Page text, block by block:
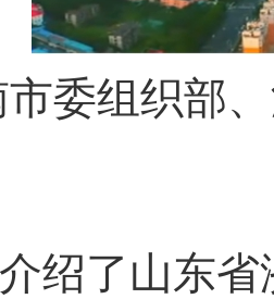
组织部、
了山东省